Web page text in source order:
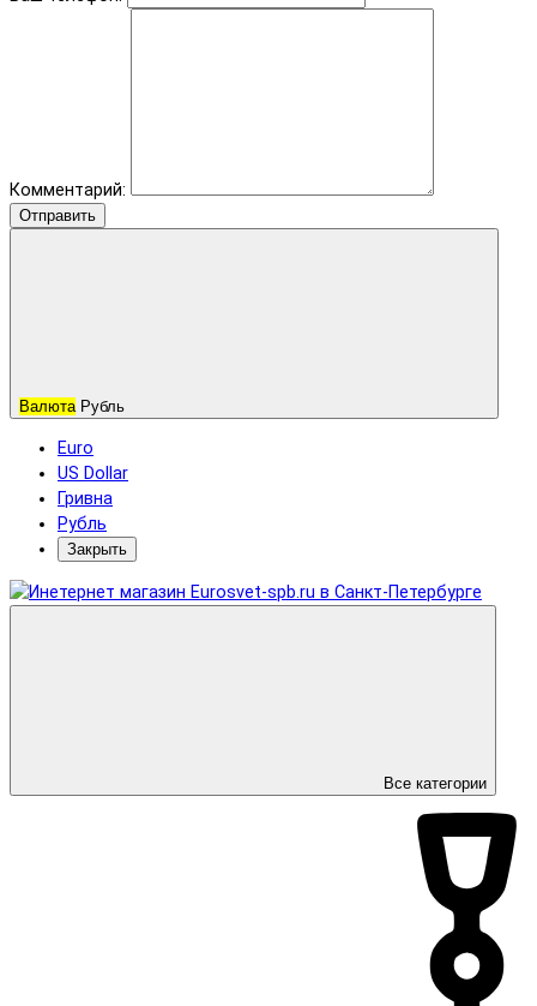
Комментарий:
Отправить
Валюта Рубль
Euro
US Dollar
Гривна
Рубль
Закрыть
Все категории